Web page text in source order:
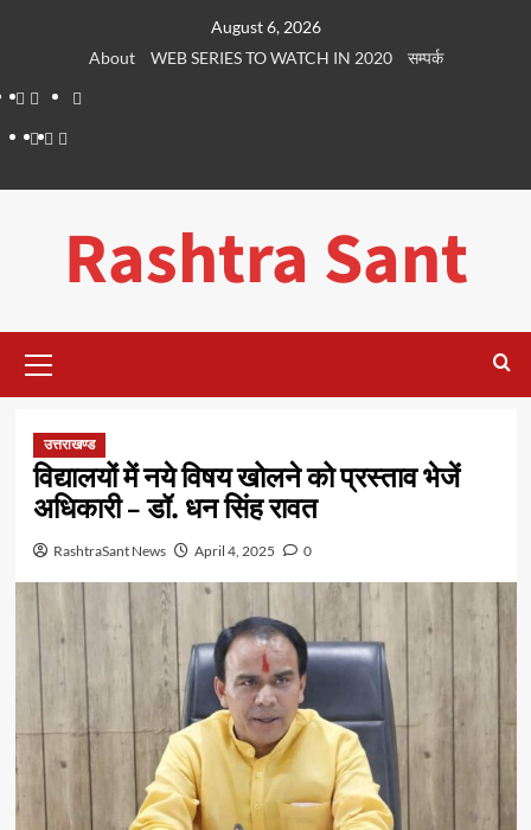
August 6, 2026
About
WEB SERIES TO WATCH IN 2020
सम्पर्क
About
WEB
SERIES
Dehradun
LifePlaces
सम्पर्क
Rashtra Sant
Menu
उत्तराखण्ड
विद्यालयों में नये विषय खोलने को प्रस्ताव भेजें
अधिकारी – डॉ. धन सिंह रावत
RashtraSant News April 4, 2025 0